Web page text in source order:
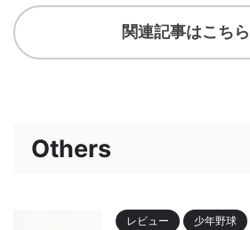
関連記事はこちら
Others
レビュー 少年野球